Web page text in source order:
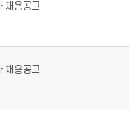
채용공고
채용공고